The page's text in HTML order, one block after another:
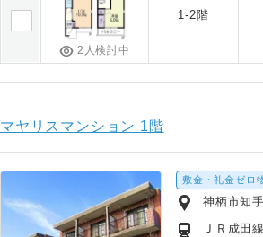
2人検討中
1-2階
マヤリスマンション 1階
敷金・礼金ゼロ
神栖市知
ＪＲ成田